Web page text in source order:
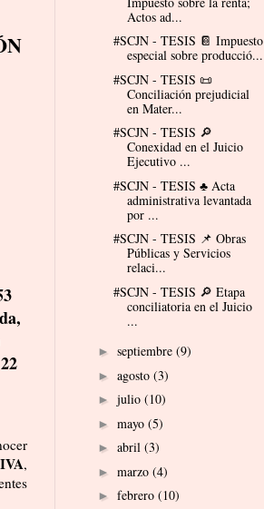
,
Actos ad...
#SCJN - TESIS 📔 Impuesto
especial sobre producció...
#SCJN - TESIS 📜
Conciliación prejudicial
en Mater...
#SCJN - TESIS 🔎
Conexidad en el Juicio
Ejecutivo ...
#SCJN - TESIS ♣ Acta
administrativa levantada
por ...
#SCJN - TESIS 📌 Obras
Públicas y Servicios
relaci...
#SCJN - TESIS 🔎 Etapa
conciliatoria en el Juicio
...
► septiembre (9)
► agosto (3)
► julio (10)
► mayo (5)
► abril (3)
► marzo (4)
► febrero (10)